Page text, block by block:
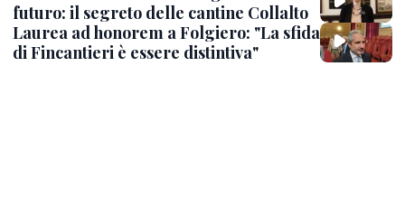
futuro: il segreto delle cantine Collalto
Laurea ad honorem a Folgiero: "La sfida
di Fincantieri è essere distintiva"